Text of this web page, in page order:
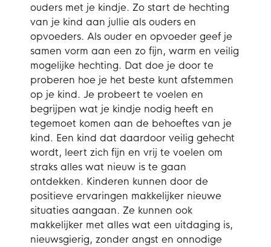
ouders met je kindje. Zo start de hechting
van je kind aan jullie als ouders en
opvoeders. Als ouder en opvoeder geef je
samen vorm aan een zo fijn, warm en veilig
mogelijke hechting. Dat doe je door te
proberen hoe je het beste kunt afstemmen
op je kind. Je probeert te voelen en
begrijpen wat je kindje nodig heeft en
tegemoet komen aan de behoeftes van je
kind. Een kind dat daardoor veilig gehecht
wordt, leert zich fijn en vrij te voelen om
straks alles wat nieuw is te gaan
ontdekken. Kinderen kunnen door de
positieve ervaringen makkelijker nieuwe
situaties aangaan. Ze kunnen ook
makkelijker met alles wat een uitdaging is,
nieuwsgierig, zonder angst en onnodige